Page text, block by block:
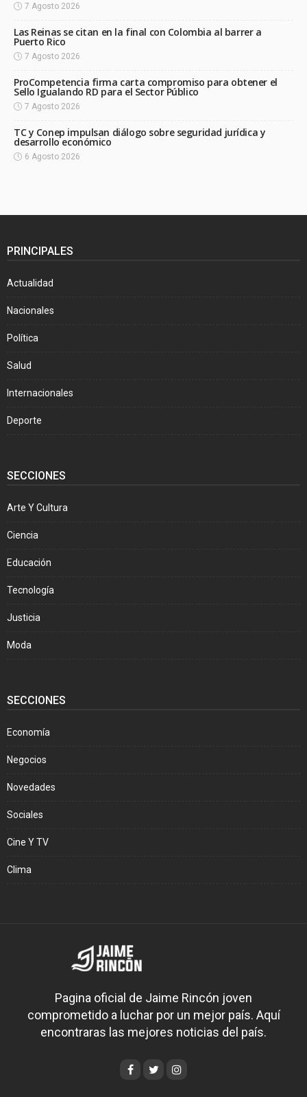
7 Agosto 2026
Las Reinas se citan en la final con Colombia al barrer a
Puerto Rico
7 Agosto 2026
ProCompetencia firma carta compromiso para obtener el
Sello Igualando RD para el Sector Público
7 Agosto 2026
TC y Conep impulsan diálogo sobre seguridad jurídica y
desarrollo económico
6 Agosto 2026
PRINCIPALES
Actualidad
Nacionales
Política
Salud
Internacionales
Deporte
SECCIONES
Arte Y Cultura
Ciencia
Educación
Tecnología
Justicia
Moda
SECCIONES
Economía
Negocios
Novedades
Sociales
Cine Y TV
Clima
Pagina oficial de Jaime Rincón joven
comprometido a luchar por un mejor país. Aquí
encontraras las mejores noticias del país.